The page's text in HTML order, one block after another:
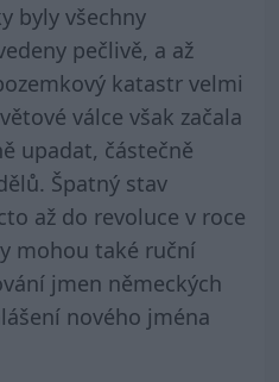
byly všechny
pečlivě, a až
katastr velmi
válce však začala
upadat, částečně
Špatný stav
až do revoluce v roce
mohou také ruční
jmen německých
nového jména